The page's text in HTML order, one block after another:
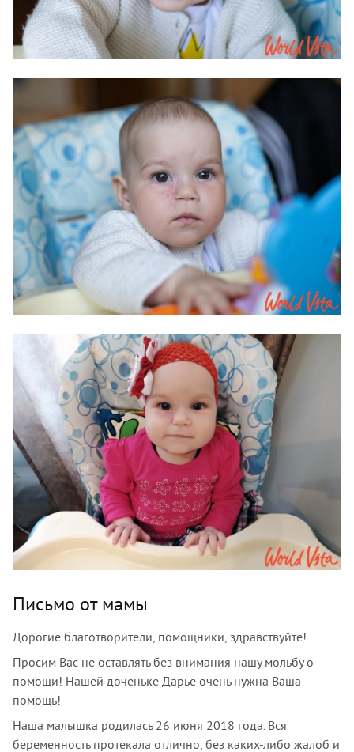
Письмо от мамы
Дорогие благотворители, помощники, здравствуйте!
Просим Вас не оставлять без внимания нашу мольбу о
помощи! Нашей доченьке Дарье очень нужна Ваша
помощь!
Наша малышка родилась 26 июня 2018 года. Вся
беременность протекала отлично, без каких-либо жалоб и